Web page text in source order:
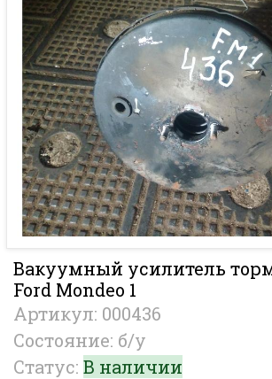
Вакуумный усилитель
Ford Mondeo 1
Артикул: 000436
Состояние: б/у
Статус: В наличии